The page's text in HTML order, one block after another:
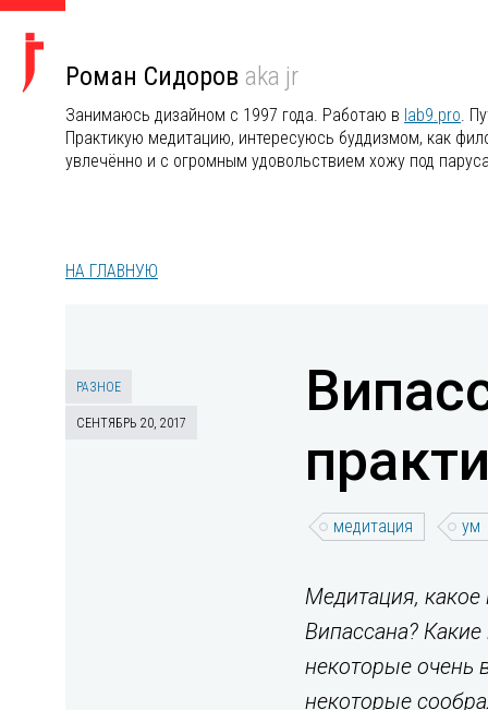
Роман Сидоров aka jr
Занимаюсь дизайном с 1997 года. Работаю в lab9.pro.
Практикую медитацию, интересуюсь буддизмом, как
увлечённо и с огромным удовольствием хожу под
НА ГЛАВНУЮ
РАЗНОЕ
СЕНТЯБРЬ 20, 2017
медитация ум
Медитация, какое
Випассана?
некоторые очень
некоторые